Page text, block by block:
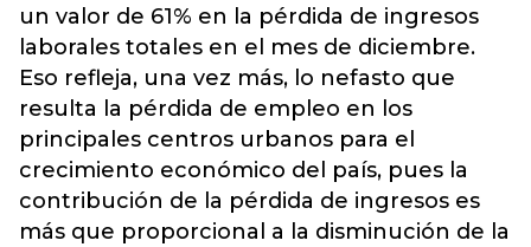
un valor de 61% en la pérdida de ingresos
laborales totales en el mes de diciembre.
Eso refleja, una vez más, lo nefasto que
resulta la pérdida de empleo en los
principales centros urbanos para el
crecimiento económico del país, pues la
contribución de la pérdida de ingresos es
más que proporcional a la disminución de la